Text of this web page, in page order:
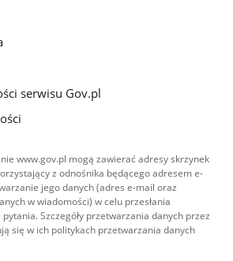
serwisu Gov.pl
www.gov.pl mogą zawierać adresy skrzynek
z odnośnika będącego adresem e-
jego danych (adres e-mail oraz
w wiadomości) w celu przesłania
Szczegóły przetwarzania danych przez
się w ich politykach przetwarzania danych